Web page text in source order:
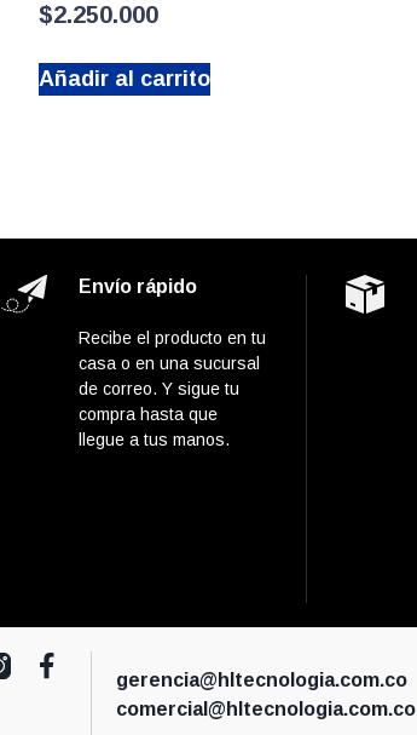
$2.250.000
Añadir al carrito
Envío rápido
Recibe el producto en tu
casa o en una sucursal
de correo. Y sigue tu
compra hasta que
llegue a tus manos.
gerencia@hltecnologia.com.co
comercial@hltecnologia.com.co